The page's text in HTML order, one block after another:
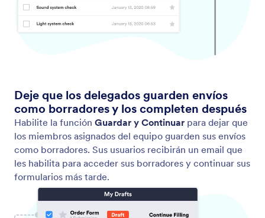
Formularios públicos
Si desea contribuir a la comunidad de Jotform,
siempre puede compartir sus formularios en la
galería de plantillas de formularios de Jotform, para
que otros también puedan beneficiarse de ellos.